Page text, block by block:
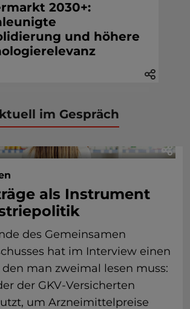
2030+:
und höhere
im Gespräch
als Instrument
des Gemeinsamen
hat im Interview einen
den man zweimal lesen muss:
der GKV-Versicherten
um Arzneimittelpreise